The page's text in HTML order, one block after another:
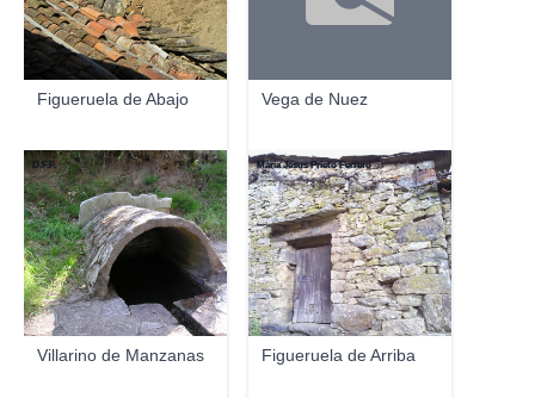
Figueruela de Abajo Vega de Nuez
Villarino de Manzanas
D.F.F.
Figueruela de Arriba
Maria Jesus Prieto Ferrero